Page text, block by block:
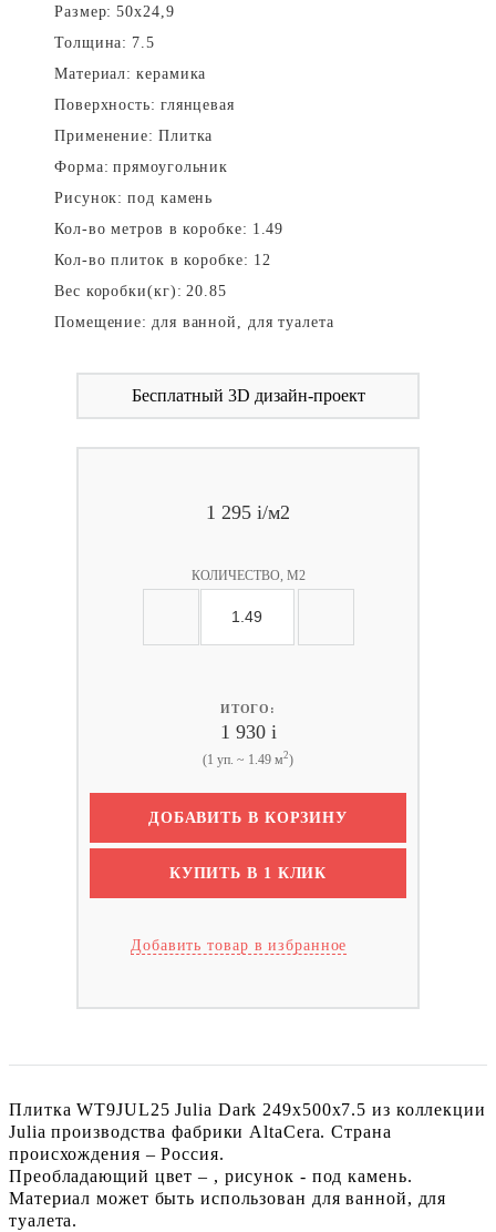
Размер: 50x24,9
Толщина: 7.5
Материал: керамика
Поверхность: глянцевая
Применение: Плитка
Форма: прямоугольник
Рисунок: под камень
Кол-во метров в коробке: 1.49
Кол-во плиток в коробке: 12
Вес коробки(кг): 20.85
Помещение: для ванной, для туалета
Бесплатный 3D дизайн-проект
1 295 i/м2
КОЛИЧЕСТВО, М2
ИТОГО:
1 930 i
(1 уп. ~ 1.49 м2)
ДОБАВИТЬ В КОРЗИНУ
КУПИТЬ В 1 КЛИК
Добавить товар в избранное
Плитка WT9JUL25 Julia Dark 249x500x7.5 из коллекции
Julia производства фабрики AltaCera. Страна
происхождения – Россия.
Преобладающий цвет – , рисунок - под камень.
Материал может быть использован для ванной, для
туалета.